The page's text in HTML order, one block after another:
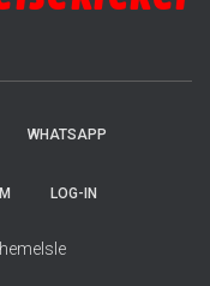
WHATSAPP
LOG-IN